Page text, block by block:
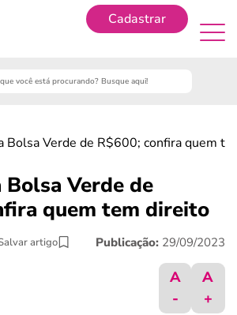
Cadastrar
Bolsa Verde de R$600; confira quem
Bolsa Verde de
quem tem direito
artigo Publicação: 29/09/2023
A
-
A
+